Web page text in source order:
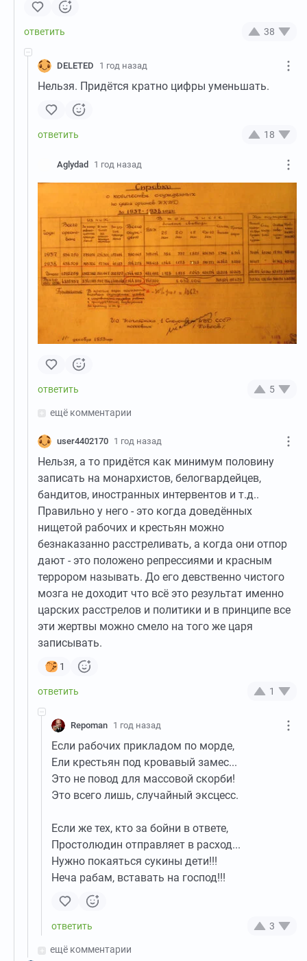
38
DELETED 1 год назад
Нельзя. Придётся кратно цифры уменьшать.
18
Aglydad 1 год назад
5
ещё комментарии
user4402170 1 год назад
Нельзя, а то придётся как минимум половину
записать на монархистов, белогвардейцев,
бандитов, иностранных интервентов и т.д..
Правильно у него - это когда доведённых
нищетой рабочих и крестьян можно
безнаказанно расстреливать, а когда они отпор
дают - это положено репрессиями и красным
террором называть. До его девственно чистого
мозга не доходит что всё это результат именно
царских расстрелов и политики и в принципе все
эти жертвы можно смело на того же царя
записывать.
1
1
Repoman 1 год назад
Если рабочих прикладом по морде,
Ели крестьян под кровавый замес...
Это не повод для массовой скорби!
Это всего лишь, случайный эксцесс.
Если же тех, кто за бойни в ответе,
Простолюдин отправляет в расход...
Нужно покаяться сукины дети!!!
Неча рабам, вставать на господ!!!
3
ещё комментарии